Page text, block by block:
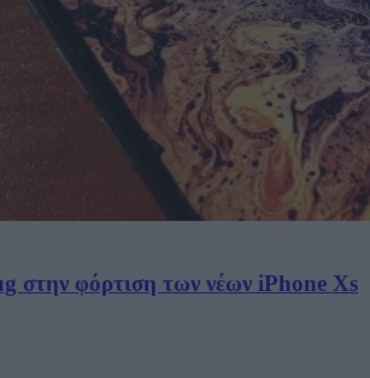
στην φόρτιση των νέων iPhone Xs